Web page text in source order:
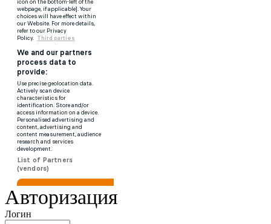
Авторизация
Логин